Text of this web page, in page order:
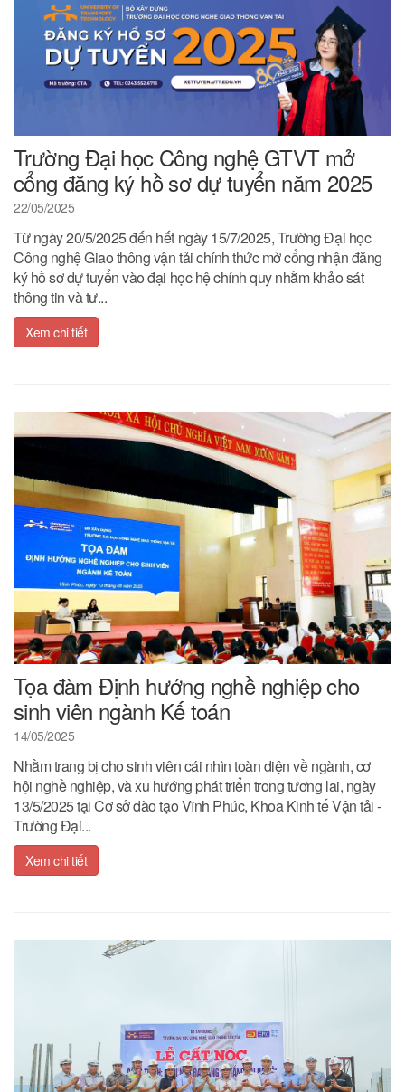
Trường Đại học Công nghệ GTVT mở
cổng đăng ký hồ sơ dự tuyển năm 2025
22/05/2025
Từ ngày 20/5/2025 đến hết ngày 15/7/2025, Trường Đại học
Công nghệ Giao thông vận tải chính thức mở cổng nhận đăng
ký hồ sơ dự tuyển vào đại học hệ chính quy nhằm khảo sát
thông tin và tư...
Xem chi tiết
Tọa đàm Định hướng nghề nghiệp cho
sinh viên ngành Kế toán
14/05/2025
Nhằm trang bị cho sinh viên cái nhìn toàn diện về ngành, cơ
hội nghề nghiệp, và xu hướng phát triển trong tương lai, ngày
13/5/2025 tại Cơ sở đào tạo Vĩnh Phúc, Khoa Kinh tế Vận tải -
Trường Đại...
Xem chi tiết